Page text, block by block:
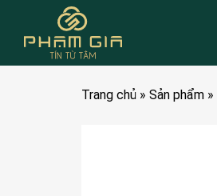
Trang chủ » Sản phẩm »